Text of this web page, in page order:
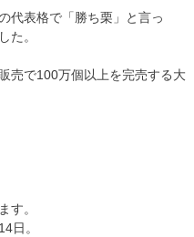
代表格で「勝ち栗」と言っ
た。
売で100万個以上を完売する大
す。
日。